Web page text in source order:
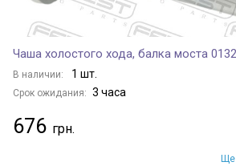
Чаша холостого хода, балка моста
В наличии: 1 шт.
Срок ожидания: 3 часа
676
Ще